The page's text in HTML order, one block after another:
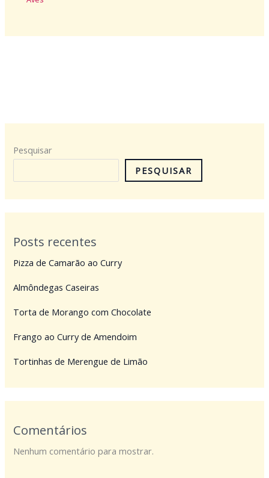
Pesquisar
PESQUISAR
Posts recentes
Pizza de Camarão ao Curry
Almôndegas Caseiras
Torta de Morango com Chocolate
Frango ao Curry de Amendoim
Tortinhas de Merengue de Limão
Comentários
Nenhum comentário para mostrar.